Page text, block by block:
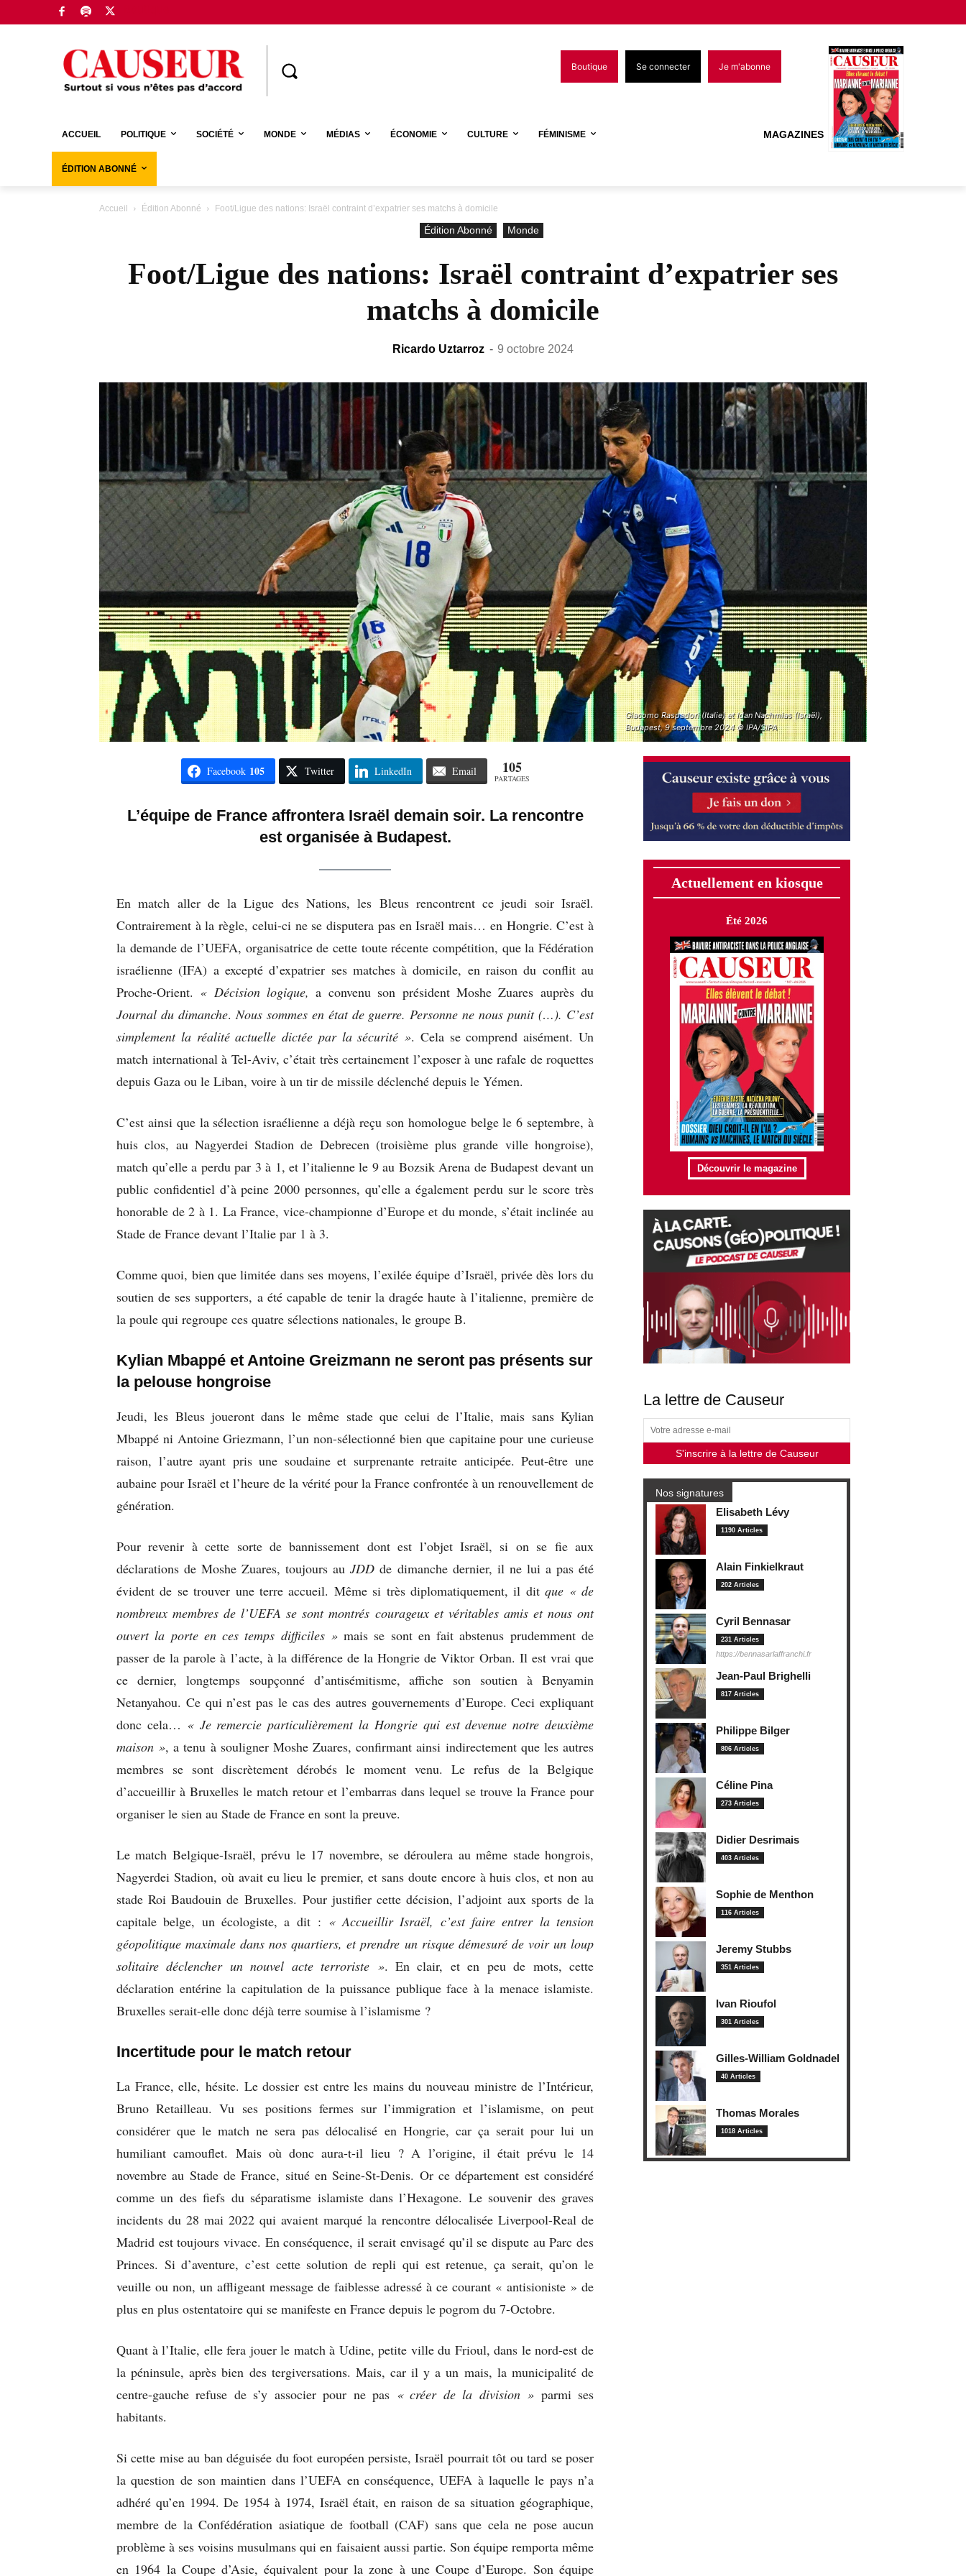
Boutique Se connecter Je m'abonne
ACCUEIL POLITIQUE SOCIÉTÉ MONDE MÉDIAS ÉCONOMIE CULTURE FÉMINISME
ÉDITION ABONNÉ
MAGAZINES
Accueil Édition Abonné Foot/Ligue des nations: Israël contraint d’expatrier ses matchs à domicile
Édition Abonné Monde
Foot/Ligue des nations: Israël contraint d’expatrier ses
matchs à domicile
Ricardo Uztarroz - 9 octobre 2024
Giacomo Raspadori (Italie) et Idan Nachmias (Israël),
Budapest, 9 septembre 2024 © IPA/SIPA
Facebook 105 Twitter LinkedIn Email 105
PARTAGES
L’équipe de France affrontera Israël demain soir. La rencontre
est organisée à Budapest.
En match aller de la Ligue des Nations, les Bleus rencontrent ce jeudi soir Israël.
Contrairement à la règle, celui-ci ne se disputera pas en Israël mais… en Hongrie. C’est à
la demande de l’UEFA, organisatrice de cette toute récente compétition, que la Fédération
israélienne (IFA) a excepté d’expatrier ses matches à domicile, en raison du conflit au
Proche-Orient. « Décision logique, a convenu son président Moshe Zuares auprès du
Journal du dimanche.Nous sommes en état de guerre. Personne ne nous punit (…). C’est
simplement la réalité actuelle dictée par la sécurité ». Cela se comprend aisément. Un
match international à Tel-Aviv, c’était très certainement l’exposer à une rafale de roquettes
depuis Gaza ou le Liban, voire à un tir de missile déclenché depuis le Yémen.
C’est ainsi que la sélection israélienne a déjà reçu son homologue belge le 6 septembre, à
huis clos, au Nagyerdei Stadion de Debrecen (troisième plus grande ville hongroise),
match qu’elle a perdu par 3 à 1, et l’italienne le 9 au Bozsik Arena de Budapest devant un
public confidentiel d’à peine 2000 personnes, qu’elle a également perdu sur le score très
honorable de 2 à 1. La France, vice-championne d’Europe et du monde, s’était inclinée au
Stade de France devant l’Italie par 1 à 3.
Comme quoi, bien que limitée dans ses moyens, l’exilée équipe d’Israël, privée dès lors du
soutien de ses supporters, a été capable de tenir la dragée haute à l’italienne, première de
la poule qui regroupe ces quatre sélections nationales, le groupe B.
Kylian Mbappé et Antoine Greizmann ne seront pas présents sur
la pelouse hongroise
Jeudi, les Bleus joueront dans le même stade que celui de l’Italie, mais sans Kylian
Mbappé ni Antoine Griezmann, l’un non-sélectionné bien que capitaine pour une curieuse
raison, l’autre ayant pris une soudaine et surprenante retraite anticipée. Peut-être une
aubaine pour Israël et l’heure de la vérité pour la France confrontée à un renouvellement de
génération.
Pour revenir à cette sorte de bannissement dont est l’objet Israël, si on se fie aux
déclarations de Moshe Zuares, toujours auJDD de dimanche dernier, il ne lui a pas été
évident de se trouver une terre accueil. Même si très diplomatiquement, il ditque « de
nombreux membres de l’UEFA se sont montrés courageux et véritables amis et nous ont
ouvert la porte en ces temps difficiles »mais se sont en fait abstenus prudemment de
passer de la parole à l’acte, à la différence de la Hongrie de Viktor Orban. Il est vrai que
ce dernier, longtemps soupçonné d’antisémitisme, affiche son soutien à Benyamin
Netanyahou. Ce qui n’est pas le cas des autres gouvernements d’Europe. Ceci expliquant
donc cela… « Je remercie particulièrement la Hongrie qui est devenue notre deuxième
maison », a tenu à souligner Moshe Zuares, confirmant ainsi indirectement que les autres
membres se sont discrètement dérobés le moment venu. Le refus de la Belgique
d’accueillir à Bruxelles le match retour et l’embarras dans lequel se trouve la France pour
organiser le sien au Stade de France en sont la preuve.
Le match Belgique-Israël, prévu le 17 novembre, se déroulera au même stade hongrois,
Nagyerdei Stadion, où avait eu lieu le premier, et sans doute encore à huis clos, et non au
stade Roi Baudouin de Bruxelles. Pour justifier cette décision, l’adjoint aux sports de la
capitale belge, un écologiste, a dit : « Accueillir Israël, c’est faire entrer la tension
géopolitique maximale dans nos quartiers, et prendre un risque démesuré de voir un loup
solitaire déclencher un nouvel acte terroriste ». En clair, et en peu de mots, cette
déclaration entérine la capitulation de la puissance publique face à la menace islamiste.
Bruxelles serait-elle donc déjà terre soumise à l’islamisme ?
Incertitude pour le match retour
La France, elle, hésite. Le dossier est entre les mains du nouveau ministre de l’Intérieur,
Bruno Retailleau. Vu ses positions fermes sur l’immigration et l’islamisme, on peut
considérer que le match ne sera pas délocalisé en Hongrie, car ça serait pour lui un
humiliant camouflet. Mais où donc aura-t-il lieu ? A l’origine, il était prévu le 14
novembre au Stade de France, situé en Seine-St-Denis. Or ce département est considéré
comme un des fiefs du séparatisme islamiste dans l’Hexagone. Le souvenir des graves
incidents du 28 mai 2022 qui avaient marqué la rencontre délocalisée Liverpool-Real de
Madrid est toujours vivace. En conséquence, il serait envisagé qu’il se dispute au Parc des
Princes. Si d’aventure, c’est cette solution de repli qui est retenue, ça serait, qu’on le
veuille ou non, un affligeant message de faiblesse adressé à ce courant « antisioniste » de
plus en plus ostentatoire qui se manifeste en France depuis le pogrom du 7-Octobre.
Quant à l’Italie, elle fera jouer le match à Udine, petite ville du Frioul, dans le nord-est de
la péninsule, après bien des tergiversations. Mais, car il y a un mais, la municipalité de
centre-gauche refuse de s’y associer pour ne pas « créer de la division » parmi ses
habitants.
Si cette mise au ban déguisée du foot européen persiste, Israël pourrait tôt ou tard se poser
la question de son maintien dans l’UEFA en conséquence, UEFA à laquelle le pays n’a
adhéré qu’en 1994. De 1954 à 1974, Israël était, en raison de sa situation géographique,
membre de la Confédération asiatique de football (CAF) sans que cela ne pose aucun
problème à ses voisins musulmans qui en faisaient aussi partie. Son équipe remporta même
en 1964 la Coupe d’Asie, équivalent pour la zone à une Coupe d’Europe. Son équipe
Actuellement en kiosque
Été 2026
Découvrir le magazine
La lettre de Causeur
Nos signatures
Elisabeth Lévy
1190 Articles
Alain Finkielkraut
202 Articles
Cyril Bennasar
231 Articles
https://bennasarlaffranchi.fr
Jean-Paul Brighelli
817 Articles
Philippe Bilger
806 Articles
Céline Pina
273 Articles
Didier Desrimais
403 Articles
Sophie de Menthon
116 Articles
Jeremy Stubbs
351 Articles
Ivan Rioufol
301 Articles
Gilles-William Goldnadel
40 Articles
Thomas Morales
1018 Articles